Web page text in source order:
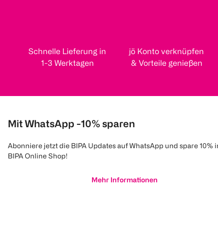
Schnelle Lieferung in
1-3 Werktagen
jö Konto verknüpfen
& Vorteile genießen
Mit WhatsApp -10% sparen
Abonniere jetzt die BIPA Updates auf WhatsApp und spare 10%
BIPA Online Shop!
Mehr Informationen